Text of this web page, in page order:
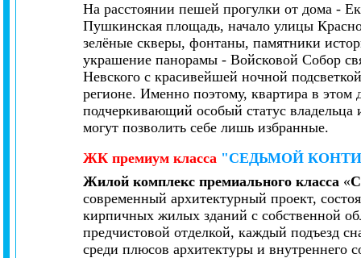
На расстоянии пешей прогулки от дома -
Пушкинская площадь, начало улицы
зелёные скверы, фонтаны, памятники
украшение панорамы - Войсковой Собор
Невского с красивейшей ночной
регионе. Именно поэтому, квартира в
подчеркивающий особый статус
могут позволить себе лишь избранные.
ЖК премиум класса "СЕДЬМОЙ
Жилой комплекс премиального класса «
современный архитектурный проект,
кирпичных жилых зданий с собственной
предчистовой отделкой, каждый подъезд
среди плюсов архитектуры и внутреннего